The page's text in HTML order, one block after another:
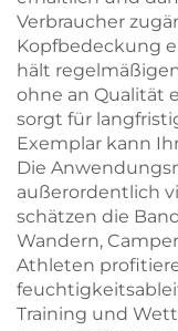
Verbraucher
Kopfbedeckung
hält
ohne an Qualität
sorgt für
Exemplar kann
Die
außerordentlich
schätzen die
Wandern,
Athleten
Training und